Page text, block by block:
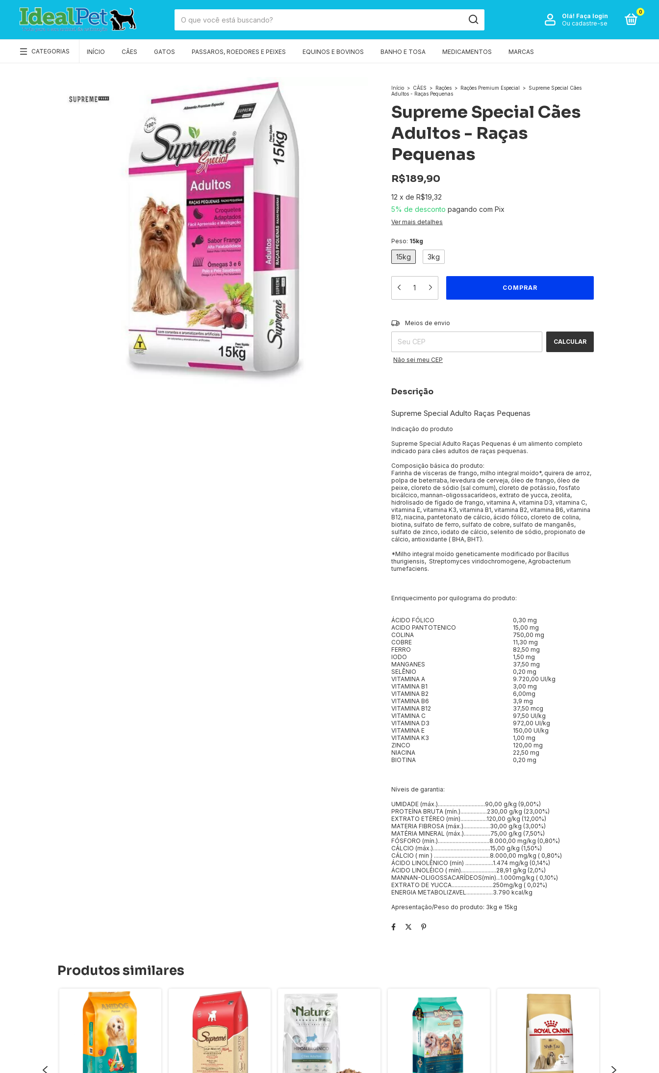
Olá! Faça login
Ou cadastre-se
0
CATEGORIAS INÍCIO CÃES GATOS PASSAROS, ROEDORES E PEIXES EQUINOS E BOVINOS BANHO E TOSA MEDICAMENTOS MARCAS
Início > CÃES > Rações > Rações Premium Especial > Supreme Special Cães
Adultos - Raças Pequenas
Supreme Special Cães
Adultos - Raças
Pequenas
R$189,90
12 x de R$19,32
5% de desconto pagando com Pix
Ver mais detalhes
Peso: 15kg
15kg 3kg
Entregas para o CEP:
Meios de envio
CALCULAR
Não sei meu CEP
Descrição
Supreme Special Adulto Raças Pequenas
Indicação do produto
Supreme Special Adulto Raças Pequenas é um alimento completo
indicado para cães adultos de raças pequenas.
Composição básica do produto:
Farinha de vísceras de frango, milho integral moído*, quirera de arroz,
polpa de beterraba, levedura de cerveja, óleo de frango, óleo de
peixe, cloreto de sódio (sal comum), cloreto de potássio, fosfato
bicálcico, mannan-oligossacarídeos, extrato de yucca, zeolita,
hidrolisado de fígado de frango, vitamina A, vitamina D3, vitamina C,
vitamina E, vitamina K3, vitamina B1, vitamina B2, vitamina B6, vitamina
B12, niacina, pantetonato de cálcio, ácido fólico, cloreto de colina,
biotina, sulfato de ferro, sulfato de cobre, sulfato de manganês,
sulfato de zinco, iodato de cálcio, selenito de sódio, propionato de
cálcio, antioxidante ( BHA, BHT).
*Milho integral moído geneticamente modificado por Bacillus
thurigiensis, Streptomyces viridochromogene, Agrobacterium
tumefaciens.
Enriquecimento por quilograma do produto:
ÁCIDO FÓLICO
0,30 mg
ACIDO PANTOTENICO
15,00 mg
COLINA
750,00 mg
COBRE
11,30 mg
FERRO
82,50 mg
IODO
1,50 mg
MANGANES
37,50 mg
SELÊNIO
0,20 mg
VITAMINA A
9.720,00 UI/kg
VITAMINA B1
3,00 mg
VITAMINA B2
6,00mg
VITAMINA B6
3,9 mg
VITAMINA B12
37,50 mcg
VITAMINA C
97,50 UI/kg
VITAMINA D3
972,00 UI/kg
VITAMINA E
150,00 UI/kg
VITAMINA K3
1,00 mg
ZINCO
120,00 mg
NIACINA
22,50 mg
BIOTINA
0,20 mg
Níveis de garantia:
UMIDADE (máx.)................................90,00 g/kg (9,00%)
PROTEÍNA BRUTA (mín.)..................230,00 g/kg (23,00%)
EXTRATO ETÉREO (mín)..................120,00 g/kg (12,00%)
MATERIA FIBROSA (máx.)..................30,00 g/kg (3,00%)
MATÉRIA MINERAL (máx.)..................75,00 g/kg (7,50%)
FÓSFORO (mín.)...................................8.000,00 mg/kg (0,80%)
CÁLCIO (máx.).......................................15,00 g/kg (1,50%)
CÁLCIO ( min ) ......................................8.000,00 mg/kg ( 0,80%)
ÁCIDO LINOLÊNICO (mín) ...................1.474 mg/kg (0,14%)
ÁCIDO LINOLÉICO ( mín)........................28,91 g/kg (2,0%)
MANNAN-OLIGOSSACARÍDEOS(mín)...1.000mg/kg ( 0,10%)
EXTRATO DE YUCCA............................250mg/kg ( 0,02%)
ENERGIA METABOLIZAVEL..................3.790 kcal/kg
Apresentação/Peso do produto: 3kg e 15kg
Produtos similares